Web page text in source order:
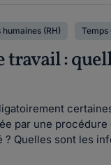
humaines (RH) Temps
:
par une
Quelles sont les